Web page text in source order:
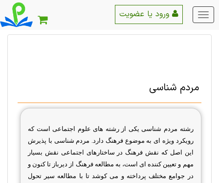
منو
اصلی
مردم شناسی
رشته مردم شناسی یکی از رشته های علوم اجتماعی است که
رویکرد ویژه ای به موضوع فرهنگ دارد. مردم شناسی با پذیرش
این اصل که نقش فرهنگ‌ در ساختارهای‌ اجتماعی‌ نقش‌ بسیار
مهم‌ و تعیین‌ كننده ای‌ است، به مطالعه‌ فرهنگ‌ از دیرباز تا کنون و
در جوامع‌ مختلف‌ پرداخته و می کوشد تا با مطالعه‌ سیر تحول‌